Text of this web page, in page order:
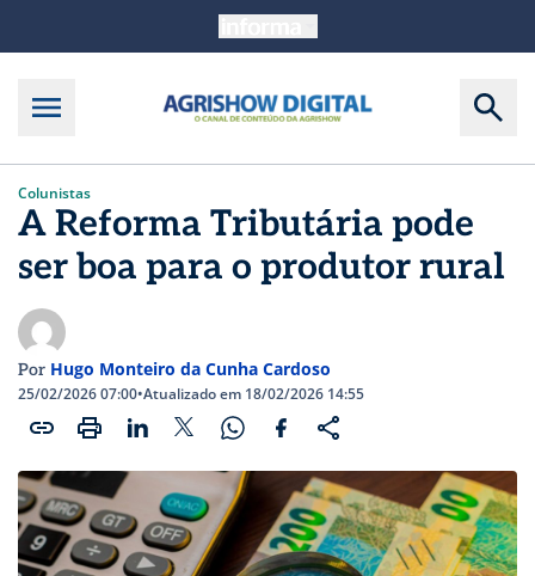
Colunistas
A Reforma Tributária pode
ser boa para o produtor rural
Por Hugo Monteiro da Cunha Cardoso
25/02/2026 07:00•Atualizado em 18/02/2026 14:55